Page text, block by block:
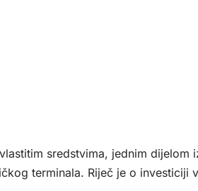
sredstvima, jednim dijelom
terminala. Riječ je o investiciji